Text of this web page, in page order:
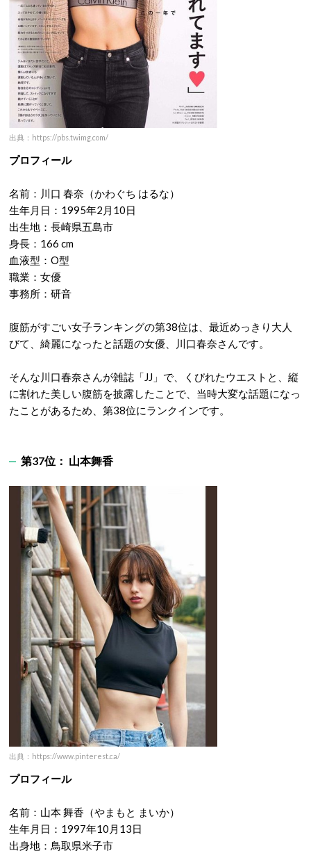
出典：https://pbs.twimg.com/
プロフィール
名前：川口 春奈（かわぐち はるな）
生年月日：1995年2月10日
出生地：長崎県五島市
身長：166 cm
血液型：O型
職業：女優
事務所：研音
腹筋がすごい女子ランキングの第38位は、最近めっきり大人
びて、綺麗になったと話題の女優、川口春奈さんです。
そんな川口春奈さんが雑誌「JJ」で、くびれたウエストと、縦
に割れた美しい腹筋を披露したことで、当時大変な話題になっ
たことがあるため、第38位にランクインです。
第37位： 山本舞香
出典：https://www.pinterest.ca/
プロフィール
名前：山本 舞香（やまもと まいか）
生年月日：1997年10月13日
出身地：鳥取県米子市